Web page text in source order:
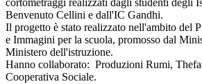
cortometraggi realizzati dagli studenti degli
Benvenuto Cellini e dall'IC Gandhi.
Il progetto è stato realizzato nell'ambito del
e Immagini per la scuola, promosso dal
Ministero dell'istruzione.
Hanno collaborato: Produzioni Rumi,
Cooperativa Sociale.